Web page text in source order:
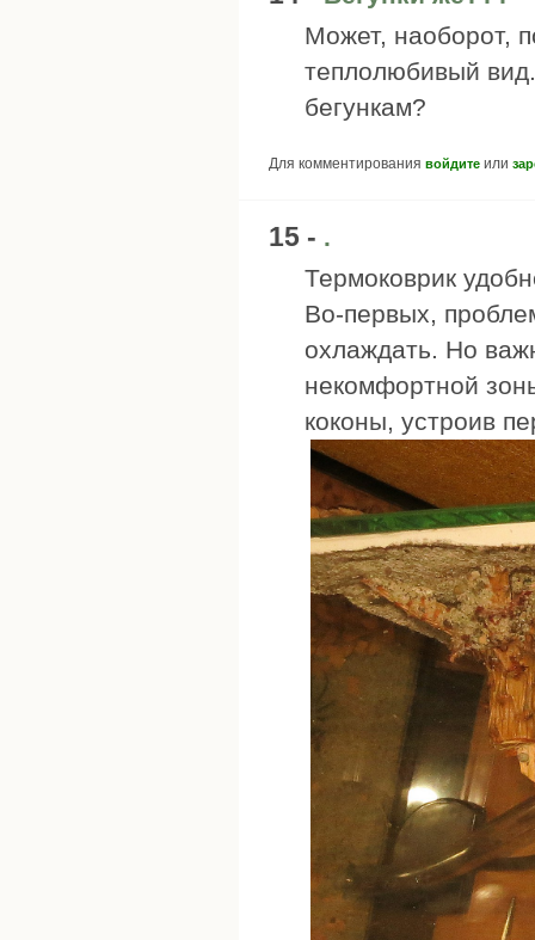
Может, наоборот,
теплолюбивый
бегункам?
Для комментирования войдите или
15 - .
Термоковрик
Во-первых,
охлаждать. Но
некомфортной
коконы, устроив